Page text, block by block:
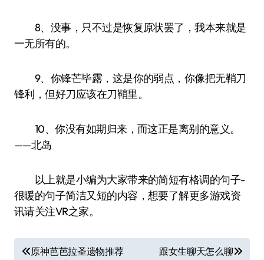
8、没事，只不过是恢复原状罢了，我本来就是
一无所有的。
9、你锋芒毕露，这是你的弱点，你像把无鞘刀
锋利，但好刀应该在刀鞘里。
10、你没有如期归来，而这正是离别的意义。
——北岛
以上就是小编为大家带来的简短有格调的句子-
很暖的句子简洁又短的内容，想要了解更多游戏资
讯请关注VR之家。
文 原神芭芭拉圣遗物推荐 跟女生聊天怎么聊